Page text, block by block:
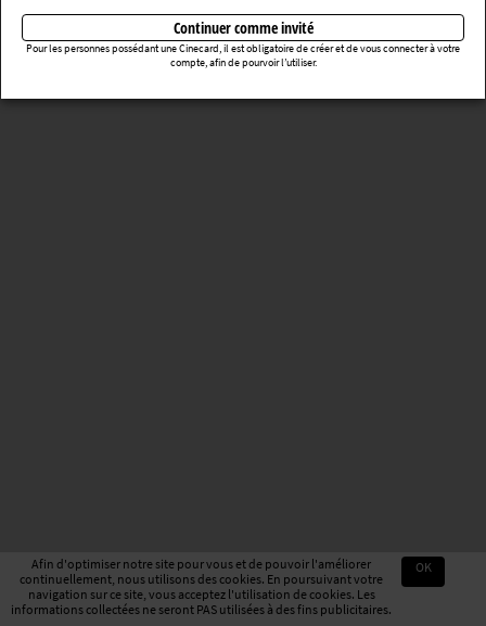
Afin d'optimiser notre site pour vous et de pouvoir l'améliorer
continuellement, nous utilisons des cookies. En poursuivant votre
navigation sur ce site, vous acceptez l'utilisation de cookies. Les
informations collectées ne seront PAS utilisées à des fins publicitaires.
OK
Continuer comme invité
Pour les personnes possédant une Cinecard, il est obligatoire de créer et de vous connecter à votre
compte, afin de pourvoir l’utiliser.